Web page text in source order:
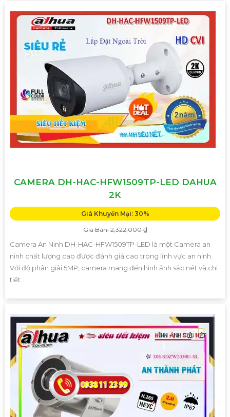
CAMERA DH-HAC-HFW1509TP-LED DAHUA
2K
Giá Khuyến Mại: 30%
Giá Bán: 2,322,000 ₫
Camera An Ninh DH-HAC-HFW1509TP-LED là một Camera an
ninh chất lượng cao được đánh giá cao trong lĩnh vực an ninh.
Với độ phân giải 5MP, camera mang đến hình ảnh sắc nét và chi
tiết